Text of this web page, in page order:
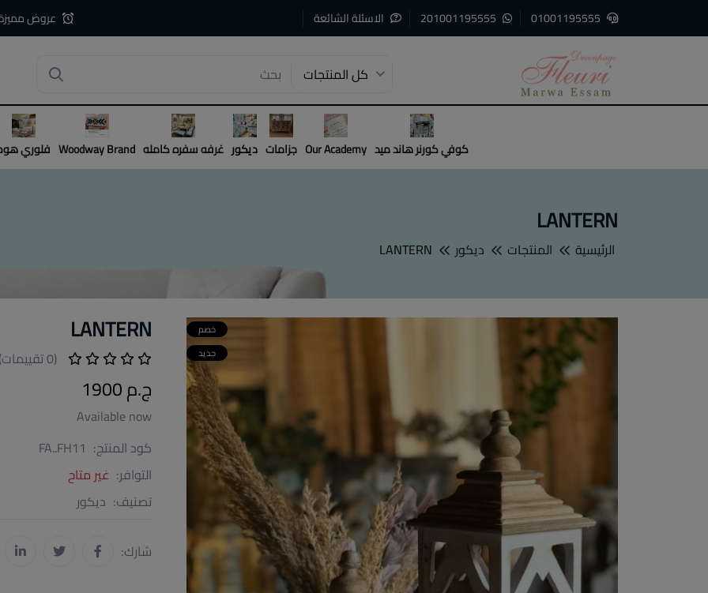
الاسئلة الشائعة عروض
كل المنتجات
1
2
3
4
كوفي كورنر هاند ميد Our Academy جزامات ديكور غرفه سفره كامله Woodway Brand فلوري
LANTERN
الرئيسية المنتجات ديكور LANTERN
خصم
جديد
LANTERN
(0 تقييمات)
ج.م 1900
Available now
كود المنتج: FA..FH11
التوافر: غير متاح
تصنيف: ديكور
شارك: